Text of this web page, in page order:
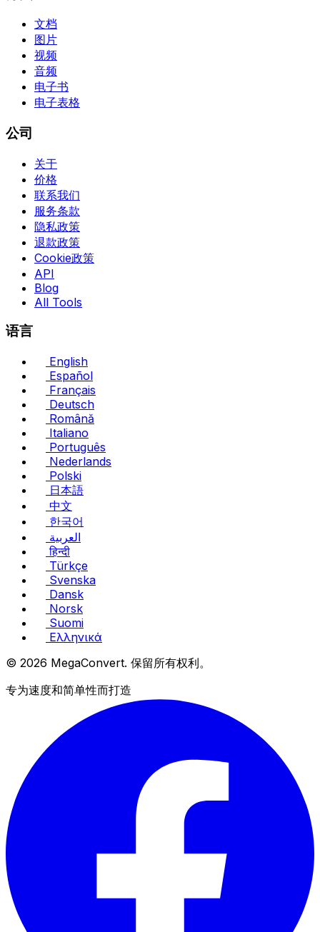
文档
图片
视频
音频
电子书
电子表格
公司
关于
价格
联系我们
服务条款
隐私政策
退款政策
Cookie政策
API
Blog
All Tools
语言
English
Español
Français
Deutsch
Română
Italiano
Português
Nederlands
Polski
日本語
中文
한국어
العربية
हिन्दी
Türkçe
Svenska
Dansk
Norsk
Suomi
Ελληνικά
© 2026 MegaConvert. 保留所有权利。
专为速度和简单性而打造